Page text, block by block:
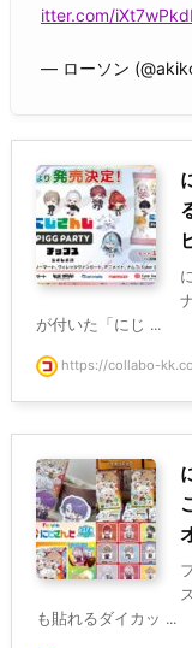
itter.com/
— ローソン
が付いた「にじ ...
https://collabo-
も貼れるダイカッ ...